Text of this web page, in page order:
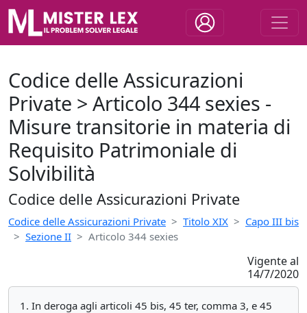
Codice delle Assicurazioni
Private > Articolo 344 sexies -
Misure transitorie in materia di
Requisito Patrimoniale di
Solvibilità
Codice delle Assicurazioni Private
Codice delle Assicurazioni Private Titolo XIX
Capo III bis
Sezione II
Articolo 344 sexies
Vigente al
14/7/2020
1. In deroga agli articoli 45 bis, 45 ter, comma 3, e 45